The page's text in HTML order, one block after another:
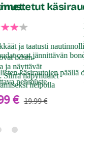
bdsm-
ja näyttävät
Siirrä häpyhuulet
helpolla
ja taatusti
ovat jännittävän
käsirautojen päällä on
pehmuste.
€ 19.99 €